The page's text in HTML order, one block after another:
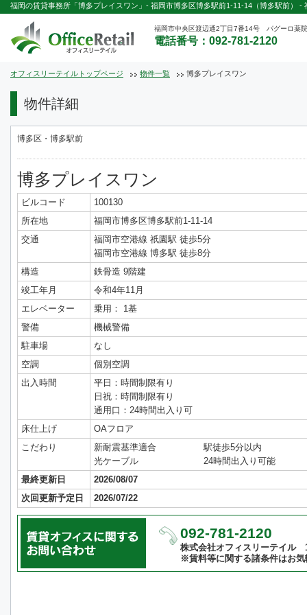
福岡の賃貸事務所「博多プレイスワン」- 福岡市博多区博多駅前1-11-14（博多駅前） -
福岡市中央区渡辺通2丁目7番14号 パグーロ薬
電話番号：092-781-2120
オフィスリーテイルトップページ 物件一覧 博多プレイスワン
物件詳細
博多区・博多駅前
博多プレイスワン
ビルコード
100130
所在地
福岡市博多区博多駅前1-11-14
交通
福岡市空港線 祇園駅 徒歩5分
福岡市空港線 博多駅 徒歩8分
構造
鉄骨造 9階建
竣工年月
令和4年11月
エレベーター
乗用： 1基
警備
機械警備
駐車場
なし
空調
個別空調
出入時間
平日：時間制限有り
日祝：時間制限有り
通用口：24時間出入り可
床仕上げ
OAフロア
こだわり
新耐震基準適合
駅徒歩5分以内
光ケーブル
24時間出入り可能
最終更新日
2026/08/07
次回更新予定日
2026/07/22
092-781-2120
株式会社オフィスリーテイル
※賃料等に関する諸条件はお